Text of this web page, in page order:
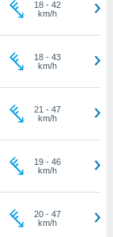
18- 42
km/h
18- 43
km/h
21 - 47
km/h
19- 46
km/h
20- 47
km/h